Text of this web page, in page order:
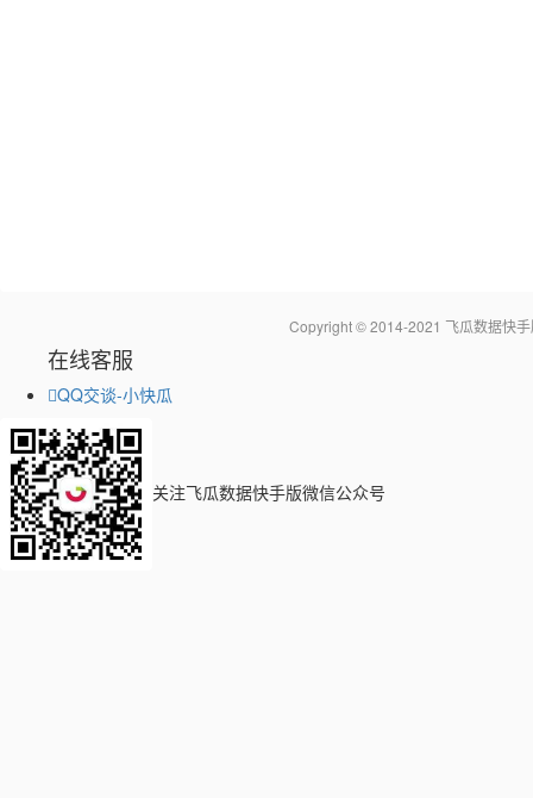
Copyright © 2014-2021 飞瓜数据快
在线客服
QQ交谈-小快瓜
关注飞瓜数据快手版微信公众号